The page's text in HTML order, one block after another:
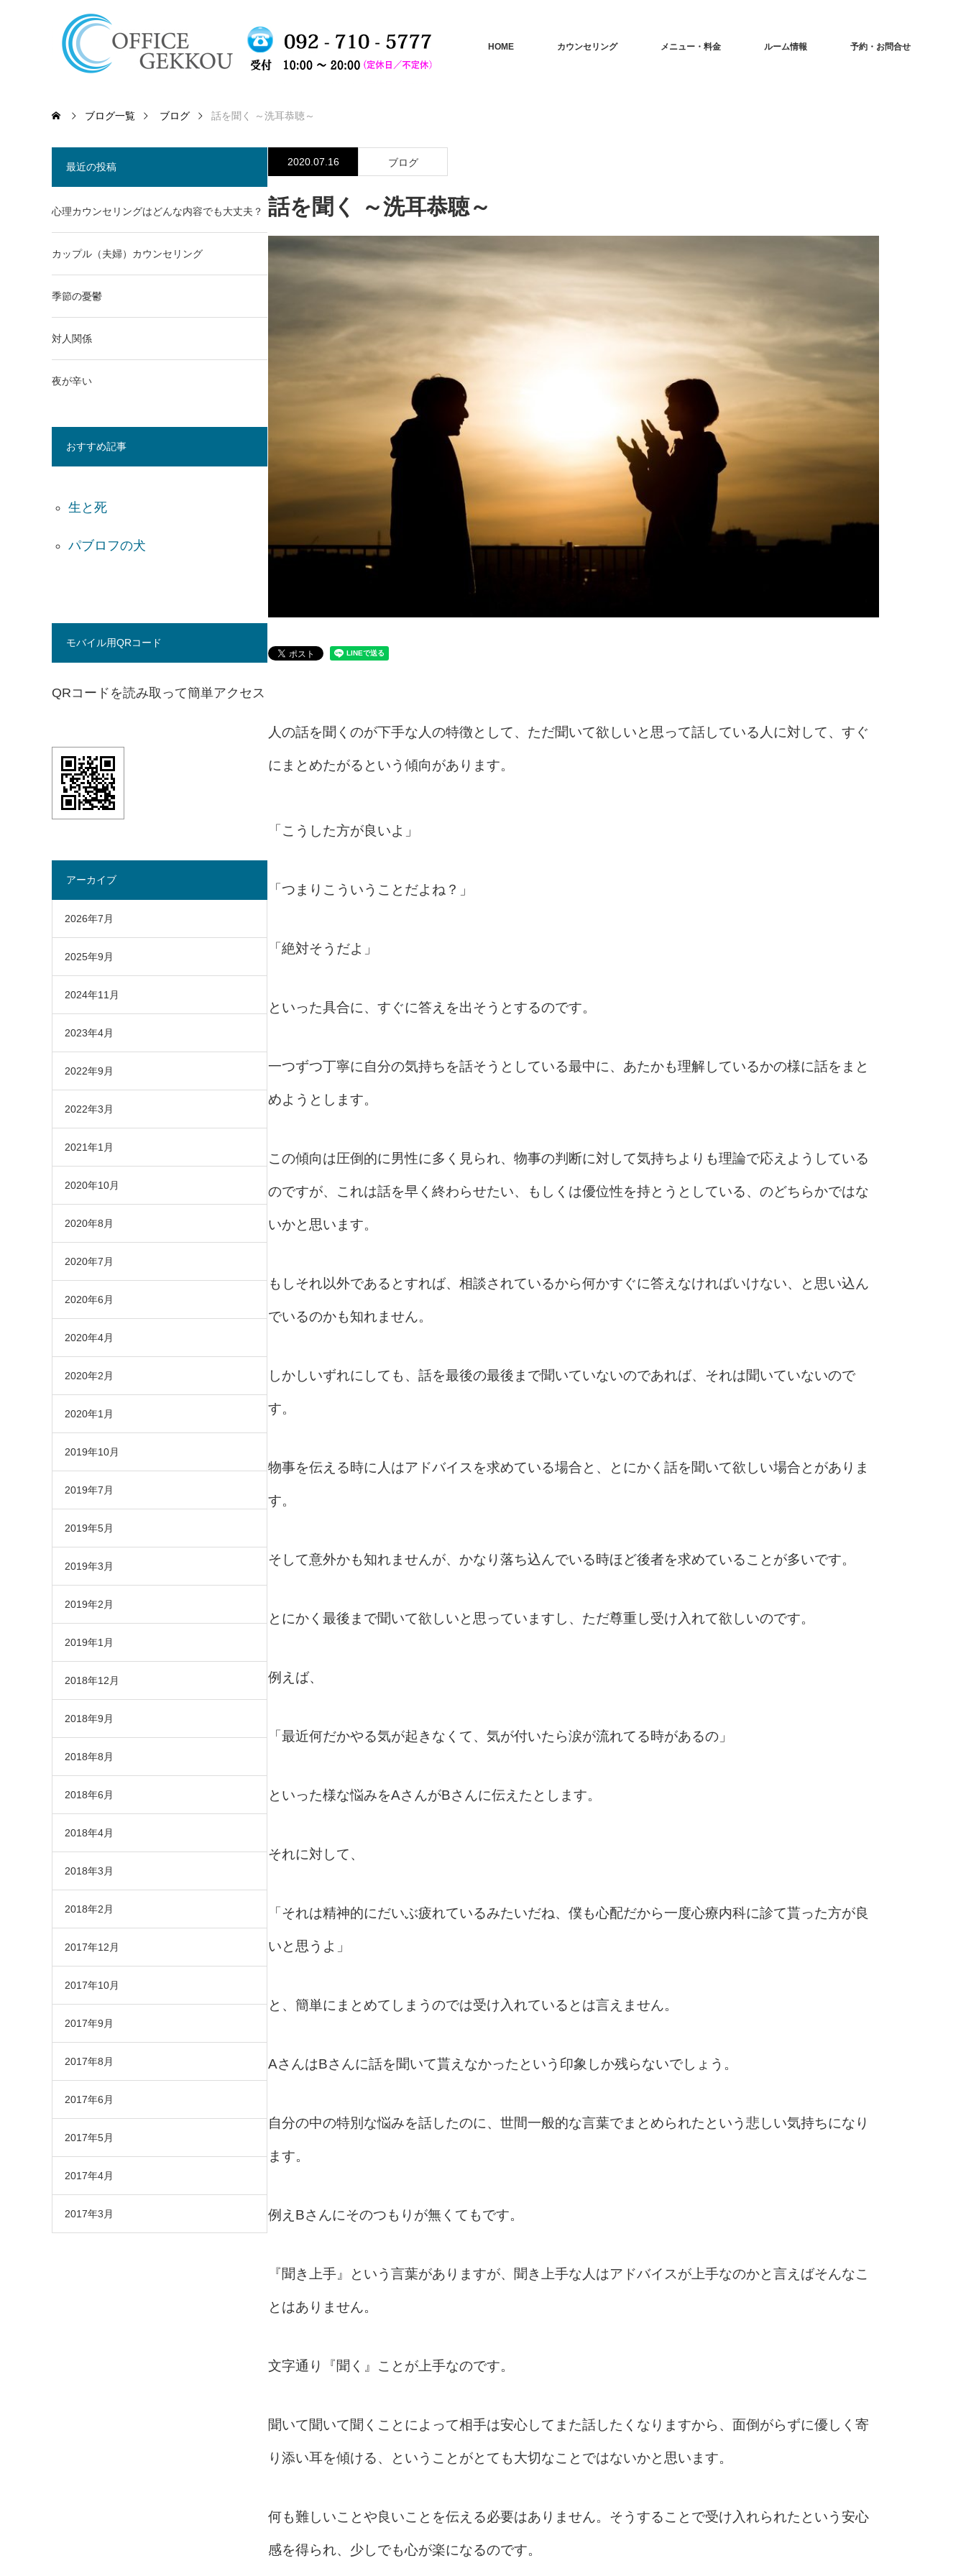
HOME カウンセリング メニュー・料金 ルーム情報 予約・お問合せ
ブログ一覧 ブログ 話を聞く ～洗耳恭聴～
2020.07.16 ブログ
話を聞く ～洗耳恭聴～
人の話を聞くのが下手な人の特徴として、ただ聞いて欲しいと思って話している人に対して、すぐ
にまとめたがるという傾向があります。
「こうした方が良いよ」
「つまりこういうことだよね？」
「絶対そうだよ」
といった具合に、すぐに答えを出そうとするのです。
一つずつ丁寧に自分の気持ちを話そうとしている最中に、あたかも理解しているかの様に話をまと
めようとします。
この傾向は圧倒的に男性に多く見られ、物事の判断に対して気持ちよりも理論で応えようしている
のですが、これは話を早く終わらせたい、もしくは優位性を持とうとしている、のどちらかではな
いかと思います。
もしそれ以外であるとすれば、相談されているから何かすぐに答えなければいけない、と思い込ん
でいるのかも知れません。
しかしいずれにしても、話を最後の最後まで聞いていないのであれば、それは聞いていないので
す。
物事を伝える時に人はアドバイスを求めている場合と、とにかく話を聞いて欲しい場合とがありま
す。
そして意外かも知れませんが、かなり落ち込んでいる時ほど後者を求めていることが多いです。
とにかく最後まで聞いて欲しいと思っていますし、ただ尊重し受け入れて欲しいのです。
例えば、
「最近何だかやる気が起きなくて、気が付いたら涙が流れてる時があるの」
といった様な悩みをAさんがBさんに伝えたとします。
それに対して、
「それは精神的にだいぶ疲れているみたいだね、僕も心配だから一度心療内科に診て貰った方が良
いと思うよ」
と、簡単にまとめてしまうのでは受け入れているとは言えません。
AさんはBさんに話を聞いて貰えなかったという印象しか残らないでしょう。
自分の中の特別な悩みを話したのに、世間一般的な言葉でまとめられたという悲しい気持ちになり
ます。
例えBさんにそのつもりが無くてもです。
『聞き上手』という言葉がありますが、聞き上手な人はアドバイスが上手なのかと言えばそんなこ
とはありません。
文字通り『聞く』ことが上手なのです。
聞いて聞いて聞くことによって相手は安心してまた話したくなりますから、面倒がらずに優しく寄
り添い耳を傾ける、ということがとても大切なことではないかと思います。
何も難しいことや良いことを伝える必要はありません。そうすることで受け入れられたという安心
感を得られ、少しでも心が楽になるのです。
最近の投稿
心理カウンセリングはどんな内容でも大丈夫？
カップル（夫婦）カウンセリング
季節の憂鬱
対人関係
夜が辛い
おすすめ記事
生と死
パブロフの犬
モバイル用QRコード
QRコードを読み取って簡単アクセス
アーカイブ
2026年7月
2025年9月
2024年11月
2023年4月
2022年9月
2022年3月
2021年1月
2020年10月
2020年8月
2020年7月
2020年6月
2020年4月
2020年2月
2020年1月
2019年10月
2019年7月
2019年5月
2019年3月
2019年2月
2019年1月
2018年12月
2018年9月
2018年8月
2018年6月
2018年4月
2018年3月
2018年2月
2017年12月
2017年10月
2017年9月
2017年8月
2017年6月
2017年5月
2017年4月
2017年3月